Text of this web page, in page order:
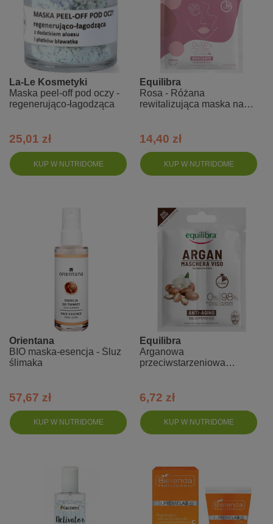
KUP W NUTRIDOME
La-Le Kosmetyki
Maska peel-off pod oczy -
regenerująco-łagodząca
25,01 zł
KUP W NUTRIDOME
Equilibra
Rosa - Różana
rewitalizująca maska na
14,40 zł
KUP W NUTRIDOME
Orientana
BIO maska-esencja - Śluz
ślimaka
57,67 zł
KUP W NUTRIDOME
Equilibra
Arganowa
przeciwstarzeniowa
6,72 zł